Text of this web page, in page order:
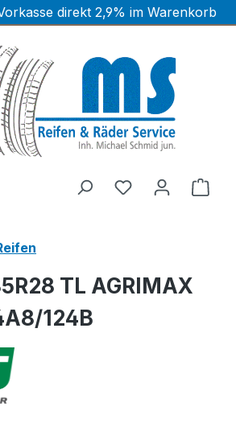
direkt 2,9% im Warenkorb
TL AGRIMAX
124B